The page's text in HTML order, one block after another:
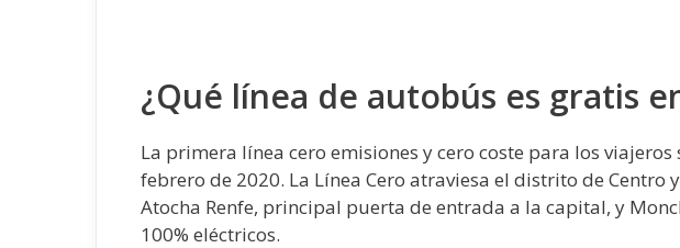
¿Qué línea de autobús es gratis
La primera línea cero emisiones y cero coste para los viajeros
febrero de 2020. La Línea Cero atraviesa el distrito de Centro
Atocha Renfe, principal puerta de entrada a la capital, y
100% eléctricos.